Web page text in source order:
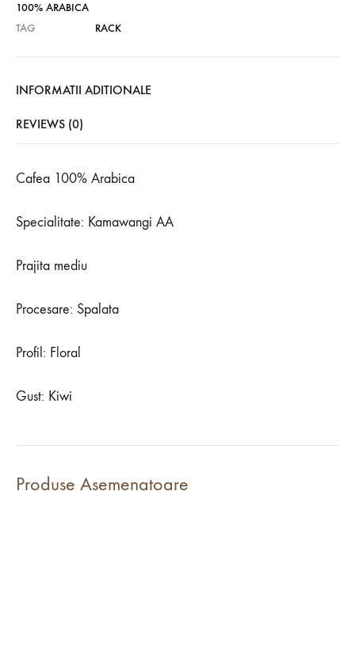
100% ARABICA
TAG
RACK
INFORMATII ADITIONALE
REVIEWS (0)
Cafea 100% Arabica
Specialitate: Kamawangi AA
Prajita mediu
Procesare: Spalata
Profil: Floral
Gust: Kiwi
Produse Asemenatoare